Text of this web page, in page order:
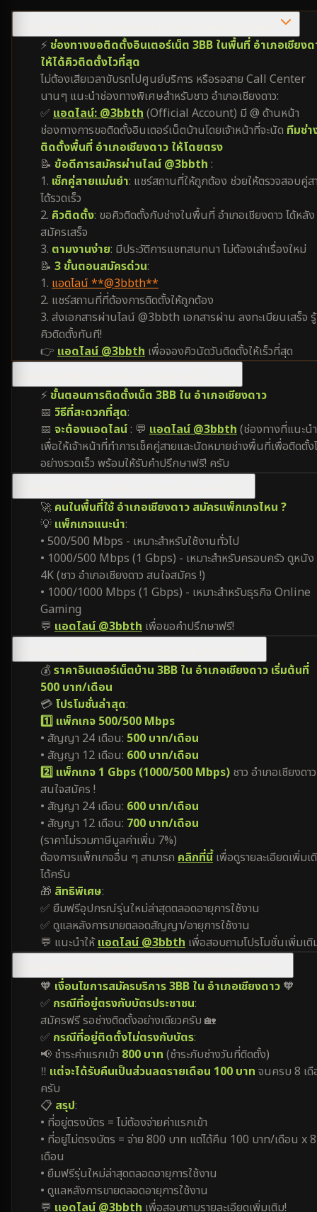
⚡ ช่องทางขอติดตั้งอินเตอร์เน็ต 3BB ในพื้นที่ อำเภอเชียงด
ให้ได้คิวติดตั้งไวที่สุด
ไม่ต้องเสียเวลาขับรถไปศูนย์บริการ หรือรอสาย Call Center
นานๆ แนะนำช่องทางพิเศษสำหรับชาว อำเภอเชียงดาว:
✅ แอดไลน์: @3bbth (Official Account) มี @ ด้านหน้า
ช่องทางการขอติดตั้งอินเตอร์เน็ตบ้านโดยเจ้าหน้าที่จะนัด ทีมช่า
ติดตั้งพื้นที่ อำเภอเชียงดาว ให้โดยตรง
📝 ข้อดีการสมัครผ่านไลน์ @3bbth :
1. เช็กคู่สายแม่นยำ: แชร์สถานที่ให้ถูกต้อง ช่วยให้ตรวจสอบคู่ส
ได้รวดเร็ว
2. คิวติดตั้ง: ขอคิวติดตั้งกับช่างในพื้นที่ อำเภอเชียงดาว ได้หลัง
สมัครเสร็จ
3. ตามงานง่าย: มีประวัติการแชทสนทนา ไม่ต้องเล่าเรื่องใหม่
📝 3 ขั้นตอนสมัครด่วน:
1. แอดไลน์ **@3bbth**
2. แชร์สถานที่ที่ต้องการติดตั้งให้ถูกต้อง
3. ส่งเอกสารผ่านไลน์ @3bbth เอกสารผ่าน ลงทะเบียนเสร็จ รู้
คิวติดตั้งทันที!
👉 แอดไลน์ @3bbth เพื่อจองคิวนัดวันติดตั้งให้เร็วที่สุด
⚡ ขั้นตอนการติดตั้งเน็ต 3BB ใน อำเภอเชียงดาว
📅 วิธีที่สะดวกที่สุด:
📅 จะต้องแอดไลน์: 💬 แอดไลน์ @3bbth (ช่องทางที่แนะน
เพื่อให้เจ้าหน้าที่ทำการเช็คคู่สายและนัดหมายช่างพื้นที่เพื่อติดตั้ง
อย่างรวดเร็ว พร้อมให้รับคำปรึกษาฟรี! ครับ
🚀 คนในพื้นที่ใช้ อำเภอเชียงดาว สมัครแพ็กเกจไหน ?
💡 แพ็กเกจแนะนำ:
• 500/500 Mbps - เหมาะสำหรับใช้งานทั่วไป
• 1000/500 Mbps (1 Gbps) - เหมาะสำหรับครอบครัว ดูหนัง
4K (ชาว อำเภอเชียงดาว สนใจสมัคร !)
• 1000/1000 Mbps (1 Gbps) - เหมาะสำหรับธุรกิจ Online
Gaming
💬 แอดไลน์ @3bbth เพื่อขอคำปรึกษาฟรี!
💰ราคาอินเตอร์เน็ตบ้าน 3BB ใน อำเภอเชียงดาว เริ่มต้นที่
500 บาท/เดือน
💳 โปรโมชั่นล่าสุด:
1️⃣ แพ็กเกจ 500/500 Mbps
• สัญญา 24 เดือน: 500 บาท/เดือน
• สัญญา 12 เดือน: 600 บาท/เดือน
2️⃣ แพ็กเกจ 1 Gbps (1000/500 Mbps) ชาว อำเภอเชียงดาว
สนใจสมัคร !
• สัญญา 24 เดือน: 600 บาท/เดือน
• สัญญา 12 เดือน: 700 บาท/เดือน
(ราคาไม่รวมภาษีมูลค่าเพิ่ม 7%)
ต้องการแพ็กเกจอื่น ๆ สามารถ คลิกที่นี้เพื่อดูรายละเอียดเพิ่มเ
ได้ครับ
🎁 สิทธิพิเศษ:
✅ ยืมฟรีอุปกรณ์รุ่นใหม่ล่าสุดตลอดอายุการใช้งาน
✅ ดูแลหลังการขายตลอดสัญญา/อายุการใช้งาน
💬 แนะนำให้แอดไลน์ @3bbth เพื่อสอบถามโปรโมชั่นเพิ่มเติ
🧡 เงื่อนไขการสมัครบริการ 3BB ใน อำเภอเชียงดาว 🧡
✅ กรณีที่อยู่ตรงกับบัตรประชาชน:
สมัครฟรี รอช่างติดตั้งอย่างเดียวครับ 🏡
✅ กรณีที่อยู่ติดตั้งไม่ตรงกับบัตร:
📢 ชำระค่าแรกเข้า 800 บาท (ชำระกับช่างวันที่ติดตั้ง)
‼️ แต่จะได้รับคืนเป็นส่วนลดรายเดือน 100 บาท จนครบ 8 เ
ครับ
📋 สรุป:
• ที่อยู่ตรงบัตร = ไม่ต้องจ่ายค่าแรกเข้า
• ที่อยู่ไม่ตรงบัตร = จ่าย 800 บาท แต่ได้คืน 100 บาท/เดือน x 8
เดือน
• ยืมฟรีรุ่นใหม่ล่าสุดตลอดอายุการใช้งาน
• ดูแลหลังการขายตลอดอายุการใช้งาน
💬 แอดไลน์ @3bbth เพื่อสอบถามรายละเอียดเพิ่มเติม!